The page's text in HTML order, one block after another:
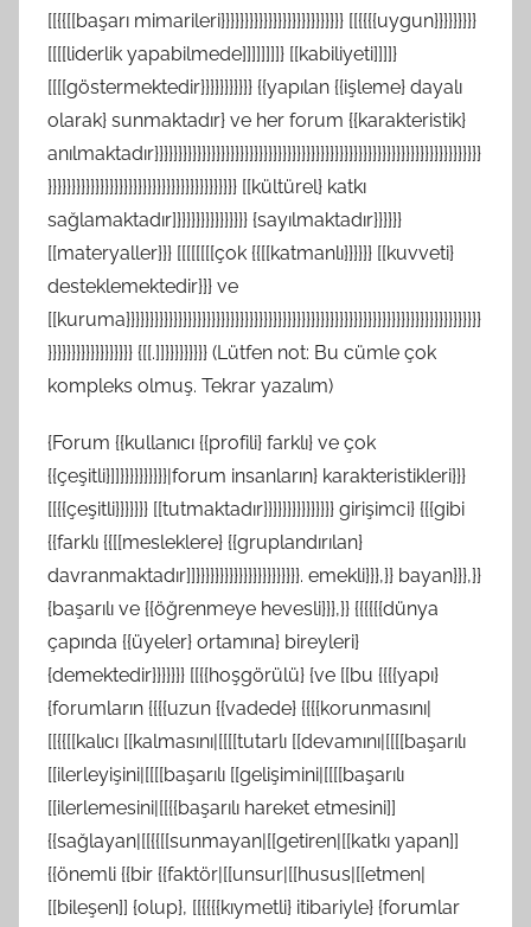
[[{{[[başarı mimarileri}}}}}}}}}}}}}}}}}}}}}}}}}} [[{{{{uygun}}}}}}}}}
[[[[liderlik yapabilmede]]]]]]]]} [[kabiliyeti]]]]}
[[[[göstermektedir}}}}}}}}}}} {{yapılan {{işleme} dayalı
olarak} sunmaktadır} ve her forum {{karakteristik}
anılmaktadır}}}}}}}}}}}}}}}}}}}}}}}}}}}}}}}}}}}}}}}}}}}}}}}}}}}}}}}}}}}}}}}}}}}}}
}}}}}}}}}}}}}}}}}}}}}}}}}}}}}}}}}}}}}}}} [[kültürel} katkı
sağlamaktadır]}}}}}}}}}}}}}}} {sayılmaktadır}}}}}}
[[materyaller}}} [[[[[[[[çok {{[[katmanlı}}}}}} [[kuvveti}
desteklemektedir}}} ve
[[kuruma}}}}}}}}}}}}}}}}}}}}}}}}}}}}}}}}}}}}}}}}}}}}}}}}}}}}}}}}}}}}}}}}}}}}}}}}}}}
}}}}}}}}}}}}}}}}}} {[[.]]}}}}}}}}} (Lütfen not: Bu cümle çok
kompleks olmuş. Tekrar yazalım)
{Forum {{kullanıcı {{profili} farklı} ve çok
{{çeşitli}]]}}}}}}}}}}|forum insanların} karakteristikleri}}}
[[{{çeşitli}}}}}}} [[tutmaktadır}}}}}}}}}}}}}}} girişimci} {{{gibi
{{farklı {{[[mesleklere} {{gruplandırılan}
davranmaktadır]]}}}}}}}}}}}}}}}}}}}}}}. emekli}}},}} bayan}}},}}
{başarılı ve {{öğrenmeye hevesli}}},}} {{{{{{dünya
çapında {{üyeler} ortamına} bireyleri}
{demektedir}}}}}}} [[{{hoşgörülü} {ve [[bu {{{{yapı}
{forumların {{{{uzun {{vadede} {{{{korunmasını|
[[{{[[kalıcı [[kalmasını|[[[[tutarlı [[devamını|[[[[başarılı
[[ilerleyişini|[[[[başarılı [[gelişimini|[[[[başarılı
[[ilerlemesini|[[{{başarılı hareket etmesini]]
{{sağlayan|[[{{[[sunmayan|[[getiren|[[katkı yapan]]
{{önemli {{bir {{faktör|[[unsur|[[husus|[[etmen|
[[bileşen]] {olup}, [[{{{{kıymetli} itibariyle} {forumlar